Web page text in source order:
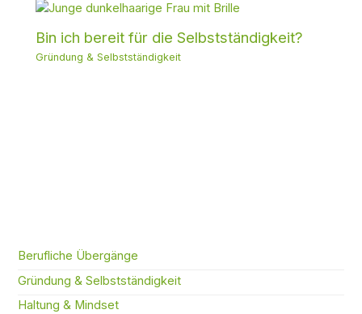
Bin ich bereit für die Selbstständigkeit?
Gründung & Selbstständigkeit
Berufliche Übergänge
Gründung & Selbstständigkeit
Haltung & Mindset